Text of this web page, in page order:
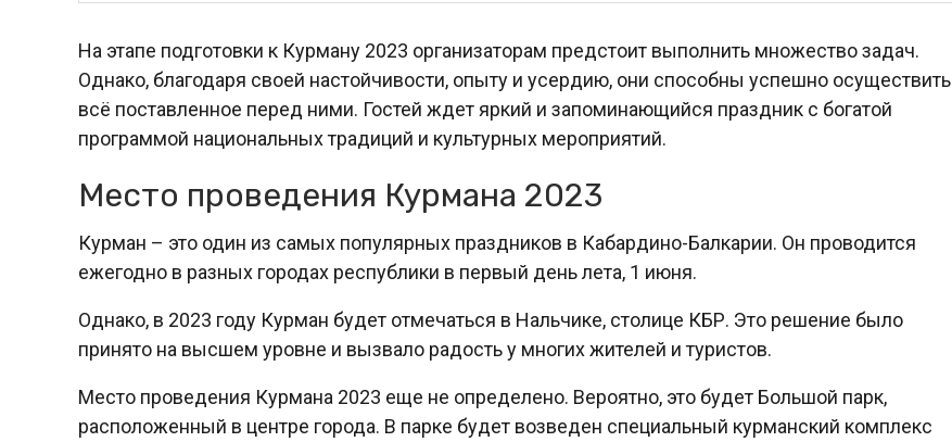
На этапе подготовки к Курману 2023 организаторам предстоит выполнить множество задач.
Однако, благодаря своей настойчивости, опыту и усердию, они способны успешно осуществить
всё поставленное перед ними. Гостей ждет яркий и запоминающийся праздник с богатой
программой национальных традиций и культурных мероприятий.
Место проведения Курмана 2023
Курман – это один из самых популярных праздников в Кабардино-Балкарии. Он проводится
ежегодно в разных городах республики в первый день лета, 1 июня.
Однако, в 2023 году Курман будет отмечаться в Нальчике, столице КБР. Это решение было
принято на высшем уровне и вызвало радость у многих жителей и туристов.
Место проведения Курмана 2023 еще не определено. Вероятно, это будет Большой парк,
расположенный в центре города. В парке будет возведен специальный курманский комплекс